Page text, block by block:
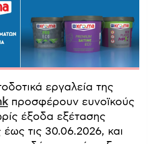
εργαλεία της
προσφέρουν ευνοϊκούς
έξοδα εξέτασης
έως τις 30.06.2026, και